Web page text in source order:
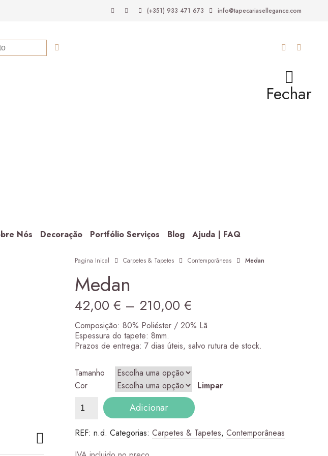
(+351) 933 471 673 info@tapecariasellegance.com
range: 98,00 € through 305,00 €
Fechar
Nós Decoração Portfólio Serviços Blog Ajuda | FAQ
Pagina Inical Carpetes & Tapetes Contemporâneas Medan
Medan
42,00€ – 210,00€
range:
42,00 €
through
210,00 €
Composição: 80% Poliéster / 20% Lã
Espessura do tapete: 8mm.
Prazos de entrega: 7 dias úteis, salvo rutura de stock.
Tamanho
Cor
Limpar
Quantidade
de Adicionar
REF:n.d. Categorias:Carpetes & Tapetes,Contemporâneas